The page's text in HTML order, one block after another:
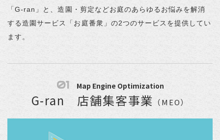
「G-ran」と、造園・剪定などお庭のあらゆるお悩みを解消
する造園サービス「お庭番衆」の2つのサービスを提供してい
ます。
01 Map Engine Optimization
G-ran 店舗集客事業 （MEO）